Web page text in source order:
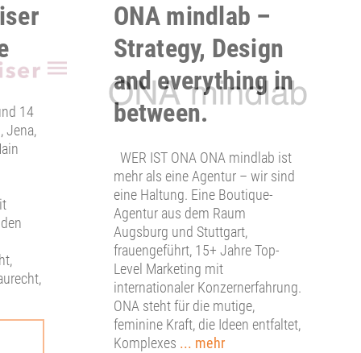
14
Jena,
ONA mindlab –
Strategy, Design
and everything in
between.
WER IST ONA ONA mindlab ist
mehr als eine Agentur – wir sind
eine Haltung. Eine Boutique-
Agentur aus dem Raum
Augsburg und Stuttgart,
frauengeführt, 15+ Jahre Top-
Level Marketing mit
internationaler Konzernerfahrung.
ONA steht für die mutige,
feminine Kraft, die Ideen entfaltet,
Komplexes ... mehr